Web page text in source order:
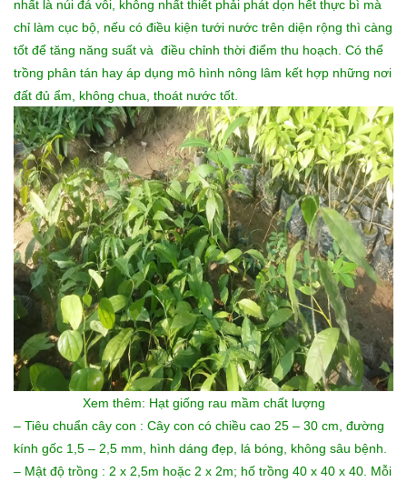
nhất là núi đá vôi, không nhất thiết phải phát dọn hết thực bì mà
chỉ làm cục bộ, nếu có điều kiện tưới nước trên diện rộng thì càng
tốt để tăng năng suất và điều chỉnh thời điểm thu hoạch. Có thể
trồng phân tán hay áp dụng mô hình nông lâm kết hợp những nơi
đất đủ ẩm, không chua, thoát nước tốt.
Xem thêm: Hạt giống rau mầm chất lượng
– Tiêu chuẩn cây con : Cây con có chiều cao 25 – 30 cm, đường
kính gốc 1,5 – 2,5 mm, hình dáng đẹp, lá bóng, không sâu bệnh.
– Mật độ trồng : 2 x 2,5m hoặc 2 x 2m; hố trồng 40 x 40 x 40. Mỗi